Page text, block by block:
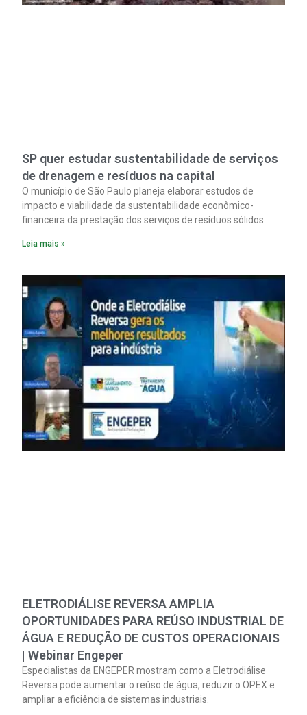
SP quer estudar sustentabilidade de serviços
de drenagem e resíduos na capital
O município de São Paulo planeja elaborar estudos de
impacto e viabilidade da sustentabilidade econômico-
financeira da prestação dos serviços de resíduos sólidos
listadas na proposta do PMSAI, o Plano Municipal de
aqui.
Leia mais »
ELETRODIÁLISE REVERSA AMPLIA
OPORTUNIDADES PARA REÚSO INDUSTRIAL DE
ÁGUA E REDUÇÃO DE CUSTOS OPERACIONAIS
| Webinar Engeper
Especialistas da ENGEPER mostram como a Eletrodiálise
Reversa pode aumentar o reúso de água, reduzir o OPEX e
ampliar a eficiência de sistemas industriais.